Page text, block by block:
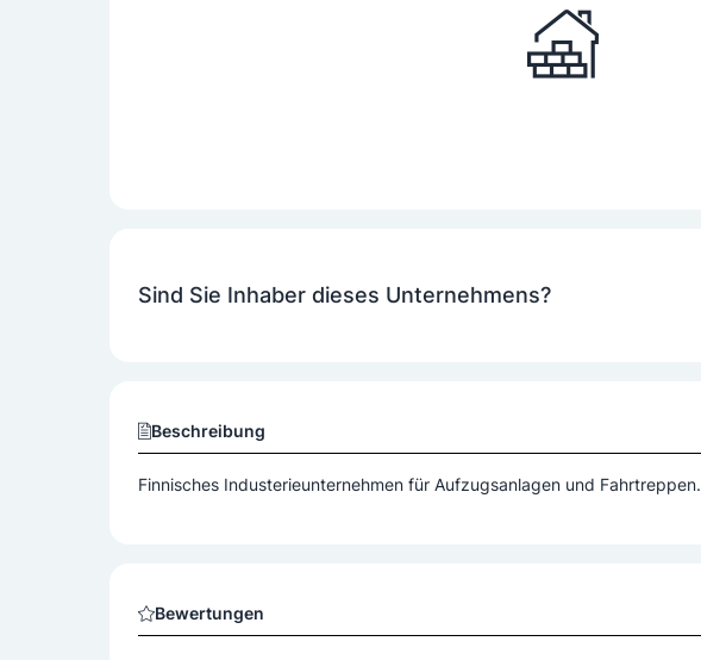
Sind Sie Inhaber dieses Unternehmens?
Beschreibung
Finnisches Industerieunternehmen für Aufzugsanlagen und Fahrtreppen.
Bewertungen